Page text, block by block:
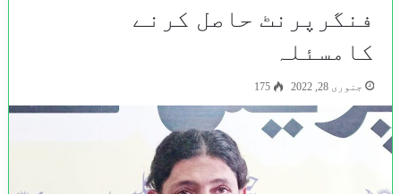
فنگرپرنٹ حاصل کرنے
کامسئلہ
جنوری 28, 2022 175